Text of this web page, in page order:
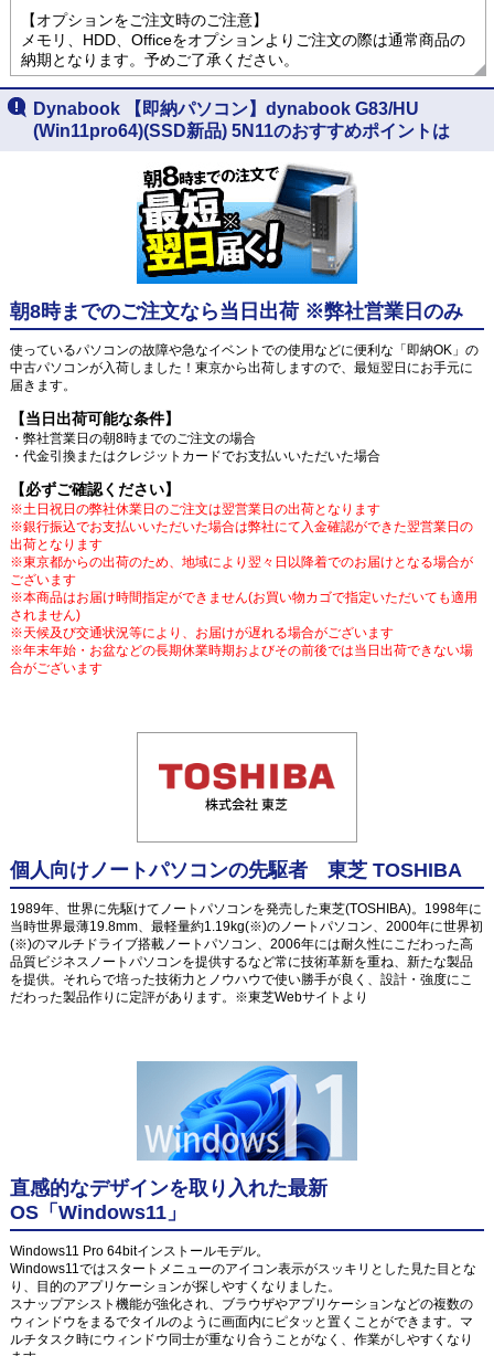
【オプションをご注文時のご注意】
メモリ、HDD、Officeをオプションよりご注文の際は通常商品の
納期となります。予めご了承ください。
Dynabook 【即納パソコン】dynabook G83/HU
(Win11pro64)(SSD新品) 5N11のおすすめポイントは
朝8時までのご注文なら当日出荷 ※弊社営業日のみ
使っているパソコンの故障や急なイベントでの使用などに便利な「即納OK」の
中古パソコンが入荷しました！東京から出荷しますので、最短翌日にお手元に
届きます。
【当日出荷可能な条件】
・弊社営業日の朝8時までのご注文の場合
・代金引換またはクレジットカードでお支払いいただいた場合
【必ずご確認ください】
※土日祝日の弊社休業日のご注文は翌営業日の出荷となります
※銀行振込でお支払いいただいた場合は弊社にて入金確認ができた翌営業日の
出荷となります
※東京都からの出荷のため、地域により翌々日以降着でのお届けとなる場合が
ございます
※本商品はお届け時間指定ができません(お買い物カゴで指定いただいても適用
されません)
※天候及び交通状況等により、お届けが遅れる場合がございます
※年末年始・お盆などの長期休業時期およびその前後では当日出荷できない場
合がございます
個人向けノートパソコンの先駆者 東芝 TOSHIBA
1989年、世界に先駆けてノートパソコンを発売した東芝(TOSHIBA)。1998年に
当時世界最薄19.8mm、最軽量約1.19kg(※)のノートパソコン、2000年に世界初
(※)のマルチドライブ搭載ノートパソコン、2006年には耐久性にこだわった高
品質ビジネスノートパソコンを提供するなど常に技術革新を重ね、新たな製品
を提供。それらで培った技術力とノウハウで使い勝手が良く、設計・強度にこ
だわった製品作りに定評があります。※東芝Webサイトより
直感的なデザインを取り入れた最新
OS「Windows11」
Windows11 Pro 64bitインストールモデル。
Windows11ではスタートメニューのアイコン表示がスッキリとした見た目とな
り、目的のアプリケーションが探しやすくなりました。
スナップアシスト機能が強化され、ブラウザやアプリケーションなどの複数の
ウィンドウをまるでタイルのように画面内にピタッと置くことができます。マ
ルチタスク時にウィンドウ同士が重なり合うことがなく、作業がしやすくなり